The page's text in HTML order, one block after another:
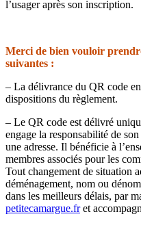
l’usager après son inscription.
Merci de bien vouloir
suivantes :
– La délivrance du QR code
dispositions du règlement.
– Le QR code est délivré
engage la responsabilité de
une adresse. Il bénéficie à
membres associés pour les
Tout changement de situation
déménagement, nom ou
dans les meilleurs délais, par
petitecamargue.fret